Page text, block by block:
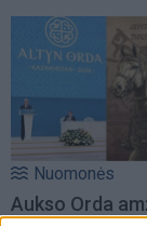
Nuomonės
Aukso Orda